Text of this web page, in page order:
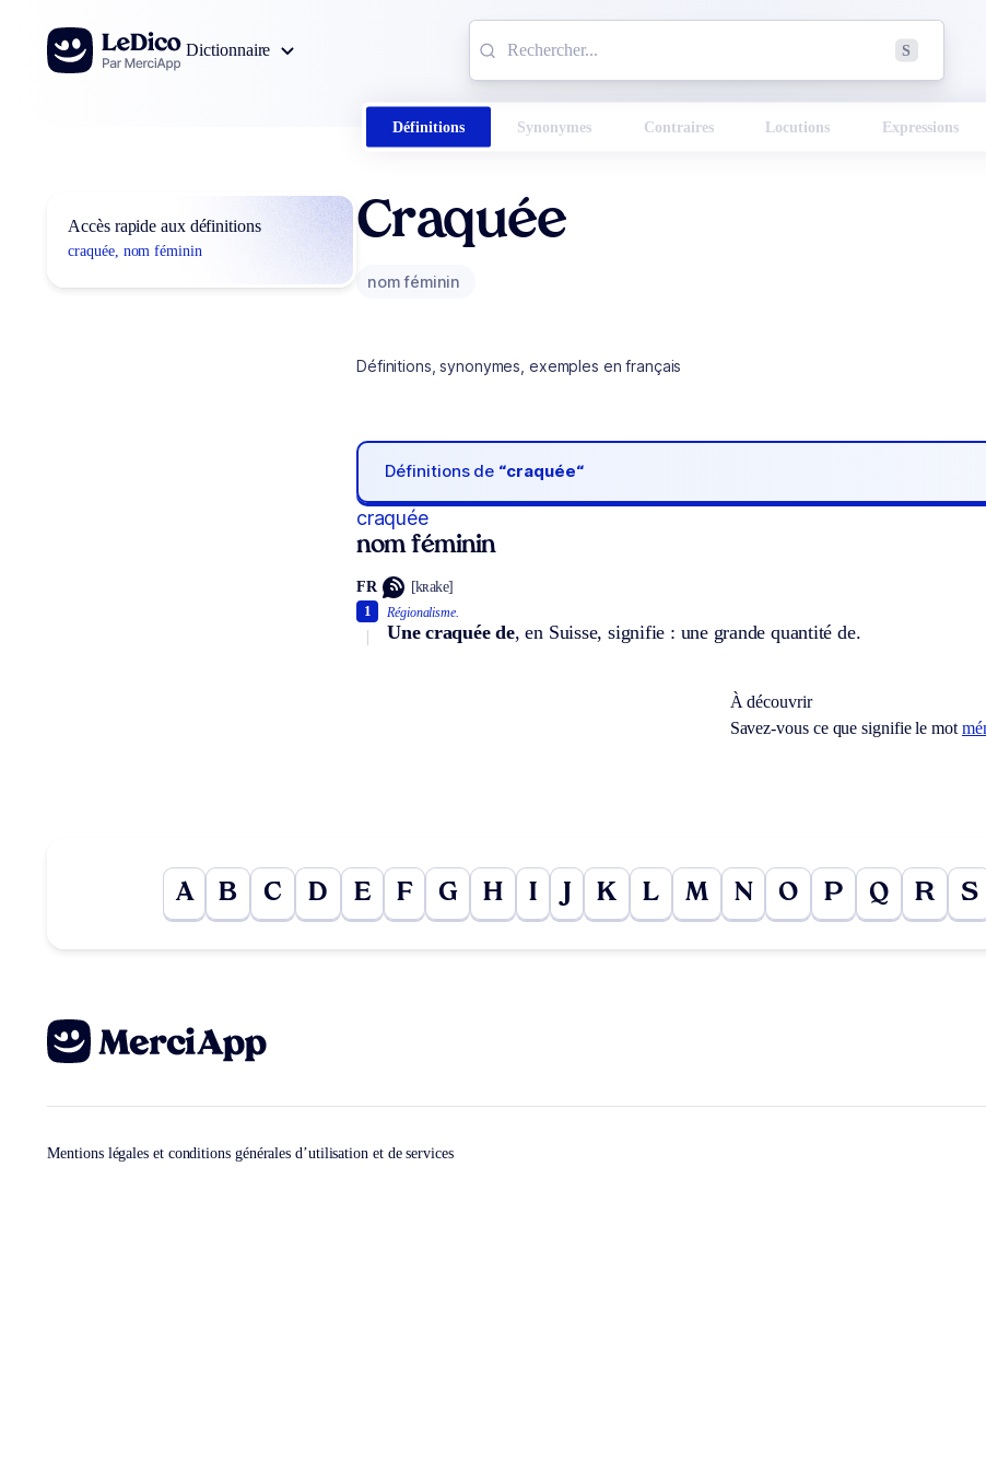
Aller au contenu
Dictionnaire
S
Définitions Synonymes Contraires Locutions Expressions
Accès rapide aux définitions
craquée, nom féminin
Craquée
nom féminin
Définitions, synonymes, exemples en français
Définitions de “craquée“
craquée
nom féminin
FR [kʀake]
Régionalisme.
Une craquée de, en Suisse, signifie : une grande quantité de.
1
À découvrir
Savez-vous ce que signifie le mot
A B C D E F G H I K L M N O P Q R S
Mentions légales et conditions générales d’utilisation et de services